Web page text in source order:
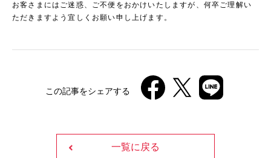
お客さまにはご迷惑、ご不便をおかけいたしますが、何卒ご理解い
ただきますよう宜しくお願い申し上げます。
この記事をシェアする
一覧に戻る